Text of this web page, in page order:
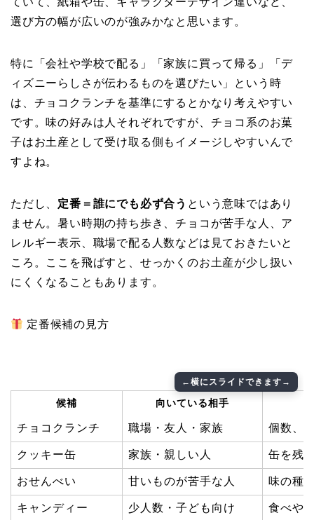
選び方の幅が広いのが強みかなと思います。
特に「会社や学校で配る」「家族に買って帰る」「デ
ィズニーらしさが伝わるものを選びたい」という時
は、チョコクランチを基準にするとかなり考えやすい
です。味の好みは人それぞれですが、チョコ系のお菓
子はお土産として受け取る側もイメージしやすいんで
すよね。
ただし、 定番＝誰にでも必ず合う という意味ではあり
ません。暑い時期の持ち歩き、チョコが苦手な人、ア
レルギー表示、職場で配る人数などは見ておきたいと
ころ。ここを飛ばすと、せっかくのお土産が少し扱い
にくくなることもあります。
定番候補の見方
候補 向いている相手
チョコクランチ 職場・友人・家族 個数、
クッキー缶 家族・親しい人 缶を残
おせんべい 甘いものが苦手な人 味の種
キャンディー 少人数・子ども向け 食べや